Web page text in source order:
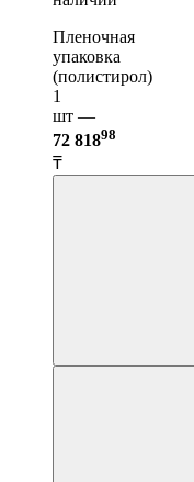
Пленочная
упаковка
(полистирол)
1
шт —
72 81898
₸